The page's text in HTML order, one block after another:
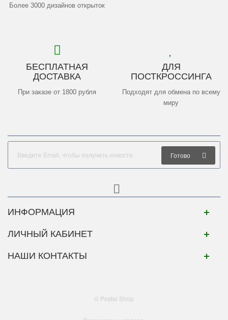
Более 3000 дизайнов открыток
БЕСПЛАТНАЯ
ДОСТАВКА
При заказе от 1800 рубля
ДЛЯ
ПОСТКРОССИНГА
Подходят для обмена по всему
миру
Готово
ИНФОРМАЦИЯ
ЛИЧНЫЙ КАБИНЕТ
НАШИ КОНТАКТЫ
© Postal Shop